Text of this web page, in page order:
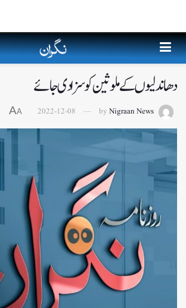
دھاندلیوں کے ملوثین کو سزا دی جائے
by Nigraan News
2022-12-08
A
A